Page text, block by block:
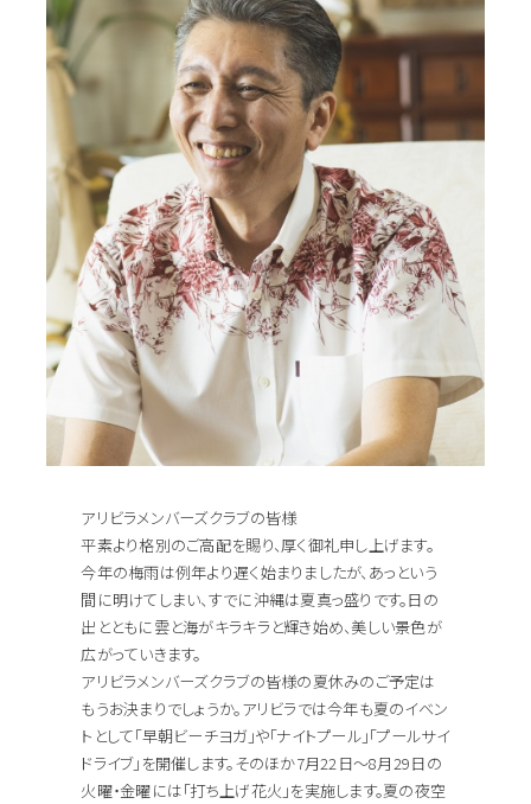
アリビラメンバーズクラブの皆様
平素より格別のご高配を賜り、厚く御礼申し上げます。
今年の梅雨は例年より遅く始まりましたが、あっという
間に明けてしまい、すでに沖縄は夏真っ盛りです。日の
出とともに雲と海がキラキラと輝き始め、美しい景色が
広がっていきます。
アリビラメンバーズクラブの皆様の夏休みのご予定は
もうお決まりでしょうか。アリビラでは今年も夏のイベン
トとして「早朝ビーチヨガ」や「ナイトプール」「プールサイ
ドライブ」を開催します。そのほか7月22日～8月29日の
火曜・金曜には「打ち上げ花火」を実施します。夏の夜空